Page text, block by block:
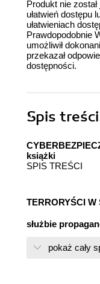
Produkt nie
ułatwień dostępu
ułatwieniach
Prawdopodobnie
umożliwił
przekazał
dostępności.
Spis treści
książki
SPIS TREŚCI
TERRORYŚCI
służbie
1.
pokaż cały